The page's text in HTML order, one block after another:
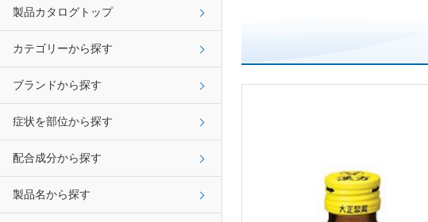
製品カタログトップ
カテゴリーから探す
ブランドから探す
症状を部位から探す
配合成分から探す
製品名から探す